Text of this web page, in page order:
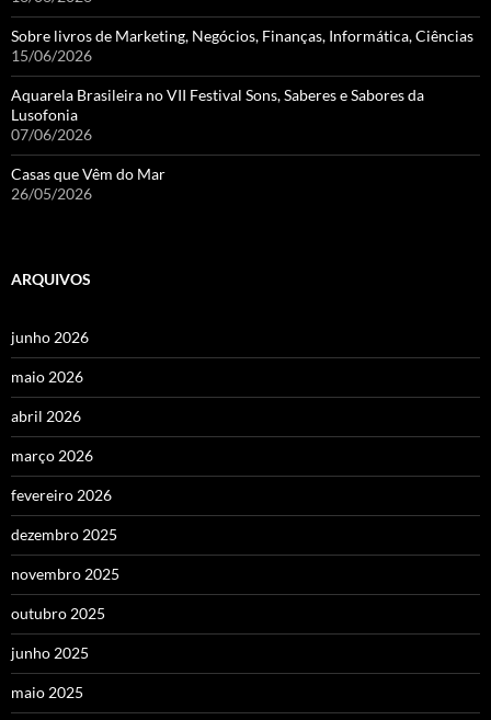
Sobre livros de Marketing, Negócios, Finanças, Informática, Ciências
15/06/2026
Aquarela Brasileira no VII Festival Sons, Saberes e Sabores da
Lusofonia
07/06/2026
Casas que Vêm do Mar
26/05/2026
ARQUIVOS
junho 2026
maio 2026
abril 2026
março 2026
fevereiro 2026
dezembro 2025
novembro 2025
outubro 2025
junho 2025
maio 2025